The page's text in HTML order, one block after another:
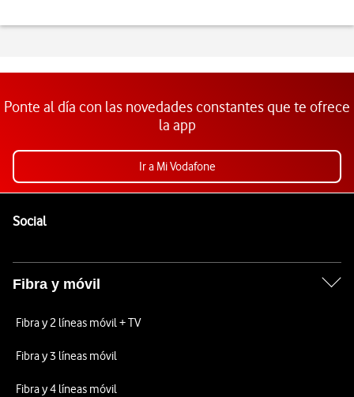
Ponte al día con las novedades constantes que te ofrece
la app
Ir a Mi Vodafone
SocialEnlaces a las redes sociales de Vodafone
Fibra y móvil
Fibra y 2 líneas móvil + TV
Fibra y 3 líneas móvil
Fibra y 4 líneas móvil